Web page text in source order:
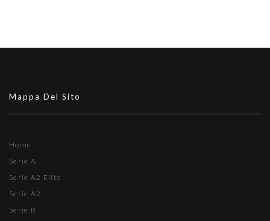
Mappa Del Sito
Home
Serie A
Serie A2 Élite
Serie A2
Serie B